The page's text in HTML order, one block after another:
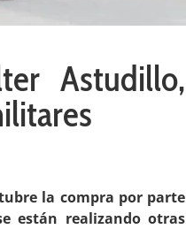
Astudillo,
la compra por parte
están realizando otras